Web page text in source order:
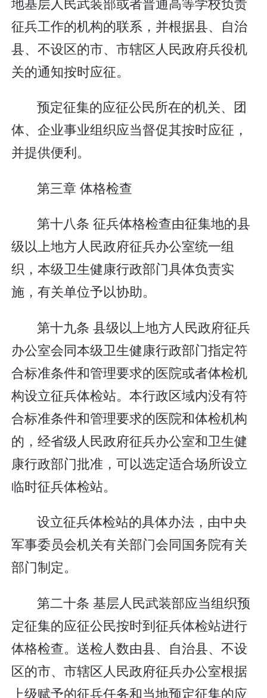
征兵工作的机构的联系，并根据县、自治
县、不设区的市、市辖区人民政府兵役机
关的通知按时应征。
预定征集的应征公民所在的机关、团
体、企业事业组织应当督促其按时应征，
并提供便利。
第三章 体格检查
第十八条 征兵体格检查由征集地的县
级以上地方人民政府征兵办公室统一组
织，本级卫生健康行政部门具体负责实
施，有关单位予以协助。
第十九条 县级以上地方人民政府征兵
办公室会同本级卫生健康行政部门指定符
合标准条件和管理要求的医院或者体检机
构设立征兵体检站。本行政区域内没有符
合标准条件和管理要求的医院和体检机构
的，经省级人民政府征兵办公室和卫生健
康行政部门批准，可以选定适合场所设立
临时征兵体检站。
设立征兵体检站的具体办法，由中央
军事委员会机关有关部门会同国务院有关
部门制定。
第二十条 基层人民武装部应当组织预
定征集的应征公民按时到征兵体检站进行
体格检查。送检人数由县、自治县、不设
区的市、市辖区人民政府征兵办公室根据
上级赋予的征兵任务和当地预定征集的应